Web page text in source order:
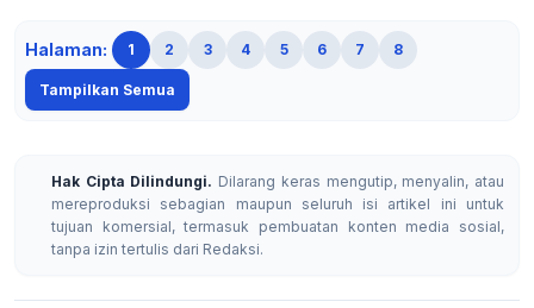
Halaman: 1 2 3 4 5 6 7 8
Tampilkan Semua
Hak Cipta Dilindungi. Dilarang keras mengutip, menyalin, atau
mereproduksi sebagian maupun seluruh isi artikel ini untuk
tujuan komersial, termasuk pembuatan konten media sosial,
tanpa izin tertulis dari Redaksi.